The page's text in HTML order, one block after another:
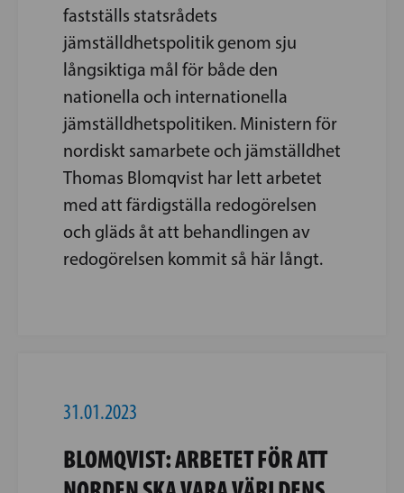
fastställs statsrådets
jämställdhetspolitik genom sju
långsiktiga mål för både den
nationella och internationella
jämställdhetspolitiken. Ministern för
nordiskt samarbete och jämställdhet
Thomas Blomqvist har lett arbetet
med att färdigställa redogörelsen
och gläds åt att behandlingen av
redogörelsen kommit så här långt.
31.01.2023
BLOMQVIST: ARBETET FÖR ATT